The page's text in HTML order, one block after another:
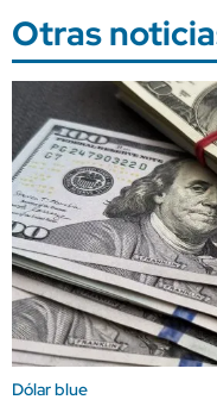
Otras
Dólar blue